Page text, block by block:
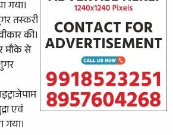
गया।
तस्करी
की।
मौके से
एवं
गया।